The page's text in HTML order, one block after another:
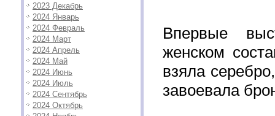
2023 Декабрь
2024 Январь
2024 Февраль
2024 Март
2024 Апрель
2024 Май
2024 Июнь
2024 Июль
2024 Сентябрь
2024 Октябрь
Впервые
женском
взяла
завоевала